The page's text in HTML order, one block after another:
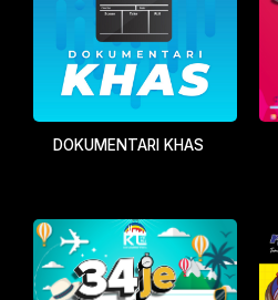
DOKUMENTARI KHAS